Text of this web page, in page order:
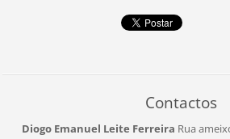
Contactos
Diogo Emanuel Leite Ferreira Rua